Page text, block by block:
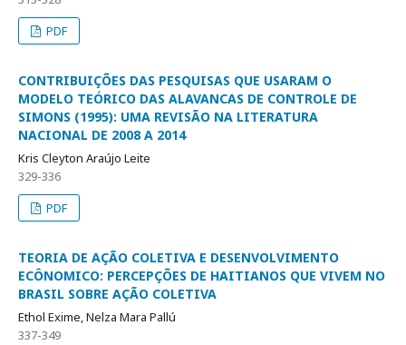
PDF
CONTRIBUIÇÕES DAS PESQUISAS QUE USARAM O
MODELO TEÓRICO DAS ALAVANCAS DE CONTROLE DE
SIMONS (1995): UMA REVISÃO NA LITERATURA
NACIONAL DE 2008 A 2014
Kris Cleyton Araújo Leite
329-336
PDF
TEORIA DE AÇÃO COLETIVA E DESENVOLVIMENTO
ECÔNOMICO: PERCEPÇÕES DE HAITIANOS QUE VIVEM NO
BRASIL SOBRE AÇÃO COLETIVA
Ethol Exime, Nelza Mara Pallú
337-349